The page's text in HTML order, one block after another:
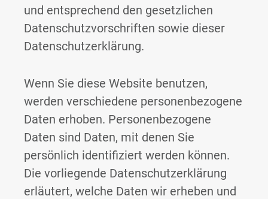
und entsprechend den gesetzlichen
Datenschutzvorschriften sowie dieser
Datenschutzerklärung.
Wenn Sie diese Website benutzen,
werden verschiedene personenbezogene
Daten erhoben. Personenbezogene
Daten sind Daten, mit denen Sie
persönlich identifiziert werden können.
Die vorliegende Datenschutzerklärung
erläutert, welche Daten wir erheben und